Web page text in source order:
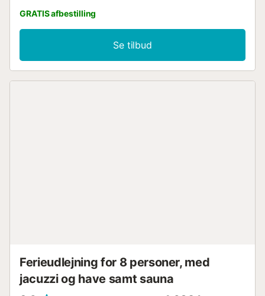
Wi-Fi, aircondition samt en ventilator. Ejendommen har
adgang til et fælles udendørsområde, som omfatter en
indhegnet pool, en have, havemøbler, 3 åbne terrasser, en
overdækket terrasse, en grill og en udendørs bruser.
Gå-/kørselsafstand til nærmeste restaurant: 529 m.
GRATIS afbestilling
Se tilbud
Ferieudlejning for 8 personer, med
jacuzzi og have samt sauna